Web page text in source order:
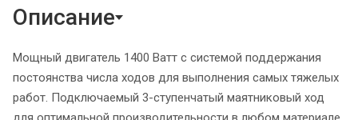
Описание
Мощный двигатель 1400 Ватт с системой поддержания
постоянства числа ходов для выполнения самых тяжелых
работ. Подключаемый 3-ступенчатый маятниковый ход